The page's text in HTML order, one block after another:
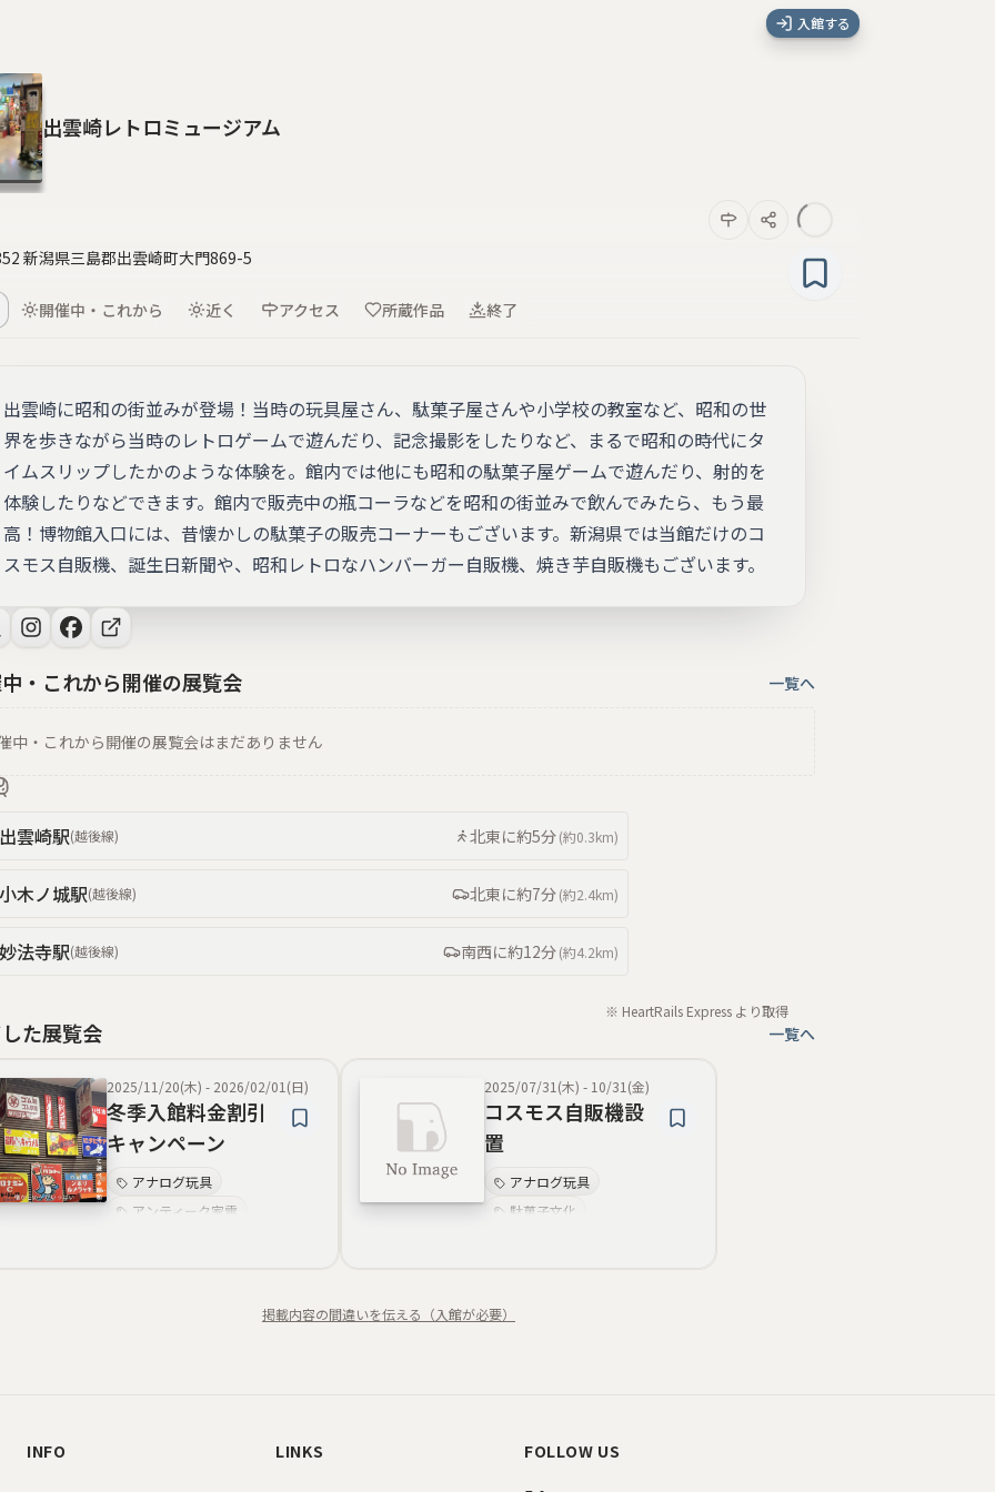
入館する
出雲崎レトロミュージアム
新潟県三島郡出雲崎町大門869-5
開催中・これから 近く アクセス 所蔵作品 終了
出雲崎に昭和の街並みが登場！当時の玩具屋さん、駄菓子屋さんや小学校の教室など、昭和の世
界を歩きながら当時のレトロゲームで遊んだり、記念撮影をしたりなど、まるで昭和の時代にタ
イムスリップしたかのような体験を。館内では他にも昭和の駄菓子屋ゲームで遊んだり、射的を
体験したりなどできます。館内で販売中の瓶コーラなどを昭和の街並みで飲んでみたら、もう最
高！博物館入口には、昔懐かしの駄菓子の販売コーナーもございます。新潟県では当館だけのコ
スモス自販機、誕生日新聞や、昭和レトロなハンバーガー自販機、焼き芋自販機もございます。
・これから開催の展覧会 一覧へ
中・これから開催の展覧会はまだありません
出雲崎駅(越後線) 北東に約5分(約0.3km)
小木ノ城駅(越後線) 北東に約7分(約2.4km)
妙法寺駅(越後線) 南西に約12分(約4.2km)
※ HeartRails Express より取得
た展覧会 一覧へ
2025/11/20(木) - 2026/02/01(日)
冬季入館料金割引
キャンペーン
アナログ玩具
アンティーク家電
体験型
2025/07/31(木) - 10/31(金)
コスモス自販機設
置
アナログ玩具
駄菓子文化
フォトスポット
掲載内容の間違いを伝える（入館が必要）
INFO LINKS FOLLOW US